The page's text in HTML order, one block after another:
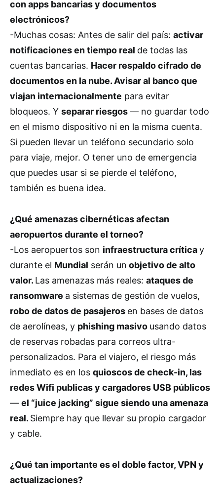
con apps bancarias y documentos
electrónicos?
-Muchas cosas: Antes de salir del país: activar
notificaciones en tiempo real de todas las
cuentas bancarias. Hacer respaldo cifrado de
documentos en la nube. Avisar al banco que
viajan internacionalmente para evitar
bloqueos. Y separar riesgos— no guardar todo
en el mismo dispositivo ni en la misma cuenta.
Si pueden llevar un teléfono secundario solo
para viaje, mejor. O tener uno de emergencia
que puedes usar si se pierde el teléfono,
también es buena idea.
¿Qué amenazas cibernéticas afectan
aeropuertos durante el torneo?
-Los aeropuertos son infraestructura críticay
durante el Mundial serán un objetivo de alto
valor. Las amenazas más reales: ataques de
ransomware a sistemas de gestión de vuelos,
robo de datos de pasajeros en bases de datos
de aerolíneas, y phishing masivo usando datos
de reservas robadas para correos ultra-
personalizados. Para el viajero, el riesgo más
inmediato es en los quioscos de check-in, las
redes Wifi publicas y cargadores USB públicos
— el “juice jacking” sigue siendo una amenaza
real. Siempre hay que llevar su propio cargador
y cable.
¿Qué tan importante es el doble factor, VPN y
actualizaciones?